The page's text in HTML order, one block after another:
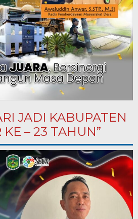
JADI KABUPATEN
– 23 TAHUN”